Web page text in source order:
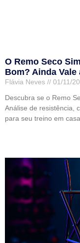
O Remo Seco
Bom? Ainda Vale
Flávia Neves
01/11/
Descubra se o Remo
Análise de resistência,
para seu treino em casa.